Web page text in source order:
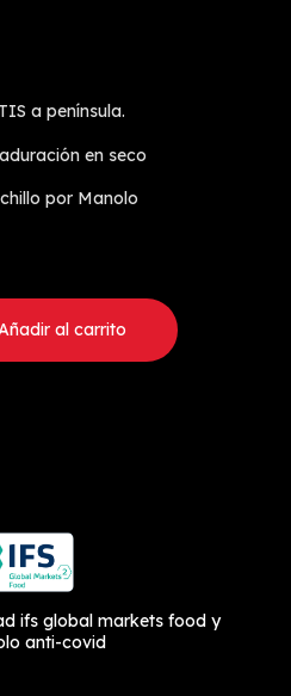
a península.
en seco
por Manolo
al carrito
ifs global markets food y
anti-covid